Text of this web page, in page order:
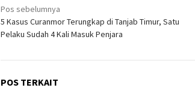
Navigasi
pos
Pos sebelumnya
5 Kasus Curanmor Terungkap di Tanjab Timur, Satu
Pelaku Sudah 4 Kali Masuk Penjara
POS TERKAIT